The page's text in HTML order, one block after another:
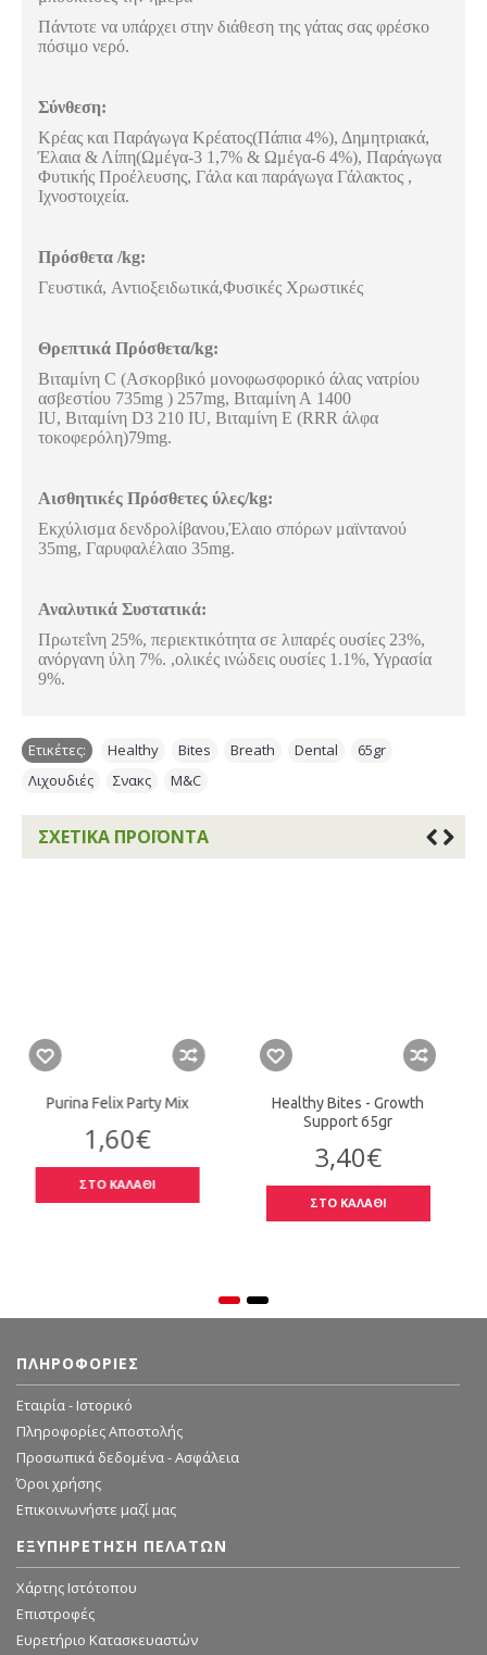
Πάντοτε να υπάρχει στην διάθεση της γάτας σας φρέσκο
πόσιμο νερό.
Σύνθεση:
Κρέας και Παράγωγα Κρέατος(Πάπια 4%), Δημητριακά,
Έλαια & Λίπη(Ωμέγα-3 1,7% & Ωμέγα-6 4%), Παράγωγα
Φυτικής Προέλευσης, Γάλα και παράγωγα Γάλακτος ,
Ιχνοστοιχεία.
Πρόσθετα /kg:
Γευστικά, Αντιοξειδωτικά,Φυσικές Χρωστικές
Θρεπτικά Πρόσθετα/kg:
Βιταμίνη C (Ασκορβικό μονοφωσφορικό άλας νατρίου
ασβεστίου 735mg ) 257mg, Βιταμίνη Α 1400
IU, Βιταμίνη D3 210 IU, Βιταμίνη Ε (RRR άλφα
τοκοφερόλη)79mg.
Αισθητικές Πρόσθετες ύλες/kg:
Εκχύλισμα δενδρολίβανου,Έλαιο σπόρων μαϊντανού
35mg, Γαρυφαλέλαιο 35mg.
Αναλυτικά Συστατικά:
Πρωτεΐνη 25%, περιεκτικότητα σε λιπαρές ουσίες 23%,
ανόργανη ύλη 7%. ,ολικές ινώδεις ουσίες 1.1%, Υγρασία
9%.
Ετικέτες: Healthy Bites Breath Dental 65gr
Λιχουδιές
Σνακς M&C
ΣΧΕΤΙΚΆ ΠΡΟΪΌΝΤΑ
Purina Felix Party Mix
1,60€
ΣΤΟ ΚΑΛΑΘΙ
Healthy Bites - Growth
Support 65gr
3,40€
ΣΤΟ ΚΑΛΑΘΙ
ΠΛΗΡΟΦΟΡΊΕΣ
Εταιρία - Ιστορικό
Πληροφορίες Αποστολής
Προσωπικά δεδομένα - Ασφάλεια
Όροι χρήσης
Επικοινωνήστε μαζί μας
ΕΞΥΠΗΡΈΤΗΣΗ ΠΕΛΑΤΏΝ
Χάρτης Ιστότοπου
Επιστροφές
Ευρετήριο Κατασκευαστών